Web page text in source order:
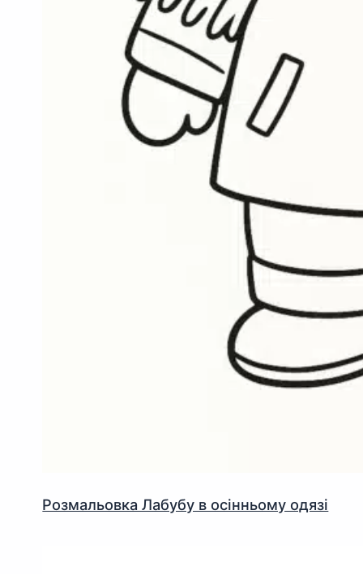
Розмальовка Лабубу в осінньому одязі